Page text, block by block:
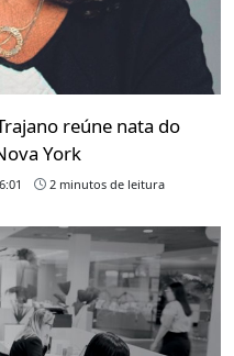
reúne nata do
York
2 minutos de leitura